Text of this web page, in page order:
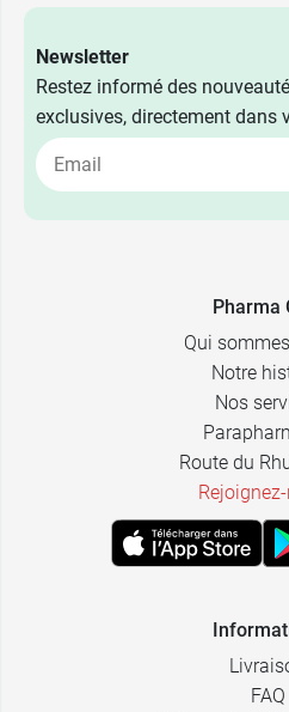
30 ml + soin
Newsletter
Restez informé des
exclusives, directement dans
Pharma
Qui
Notre
Nos
Route du
FAQ